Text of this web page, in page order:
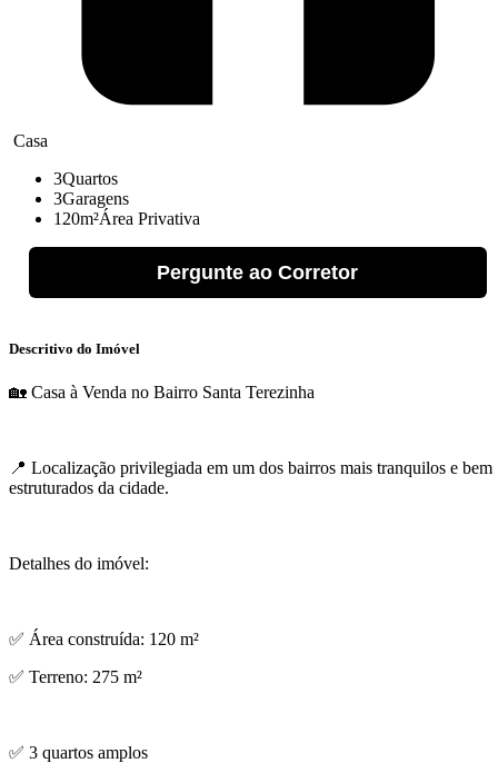
Casa
3Quartos
3Garagens
120m²Área Privativa
Pergunte ao Corretor
Descritivo do Imóvel
🏡 Casa à Venda no Bairro Santa Terezinha
📍 Localização privilegiada em um dos bairros mais tranquilos e bem
estruturados da cidade.
Detalhes do imóvel:
✅ Área construída: 120 m²
✅ Terreno: 275 m²
✅ 3 quartos amplos